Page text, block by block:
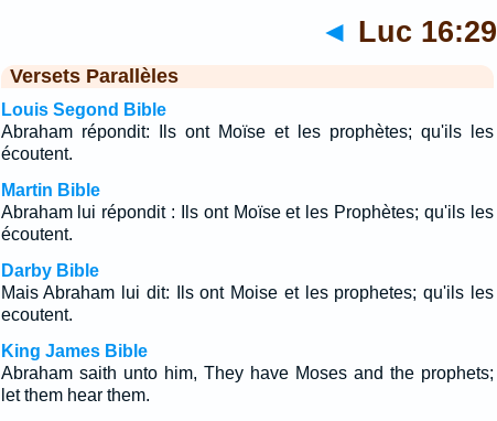
◄ Luc 16:29
Versets Parallèles
Louis Segond Bible
Abraham répondit: Ils ont Moïse et les prophètes; qu'ils les
écoutent.
Martin Bible
Abraham lui répondit : Ils ont Moïse et les Prophètes; qu'ils les
écoutent.
Darby Bible
Mais Abraham lui dit: Ils ont Moise et les prophetes; qu'ils les
ecoutent.
King James Bible
Abraham saith unto him, They have Moses and the prophets;
let them hear them.